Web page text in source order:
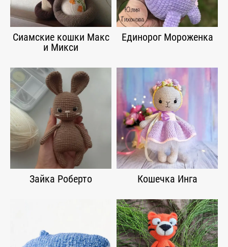
Сиамские кошки Макс
и Микси
Единорог Мороженка
Зайка Роберто Кошечка Инга